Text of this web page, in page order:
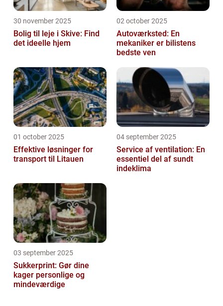
30 november 2025
Bolig til leje i Skive: Find
det ideelle hjem
02 october 2025
Autoværksted: En
mekaniker er bilistens
bedste ven
01 october 2025
Effektive løsninger for
transport til Litauen
04 september 2025
Service af ventilation: En
essentiel del af sundt
indeklima
03 september 2025
Sukkerprint: Gør dine
kager personlige og
mindeværdige